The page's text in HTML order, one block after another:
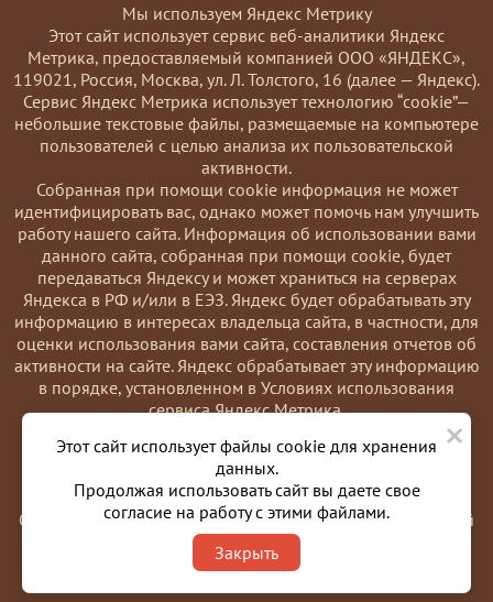
×
Этот сайт использует файлы cookie для хранения
данных.
Продолжая использовать сайт вы даете свое
согласие на работу с этими файлами.
Закрыть
Мы используем Яндекс Метрику
Этот сайт использует сервис веб-аналитики Яндекс
Метрика, предоставляемый компанией ООО «ЯНДЕКС»,
119021, Россия, Москва, ул. Л. Толстого, 16 (далее — Яндекс).
Сервис Яндекс Метрика использует технологию “cookie”—
небольшие текстовые файлы, размещаемые на компьютере
пользователей с целью анализа их пользовательской
активности.
Coбранная при помощи cookie информация не может
идентифицировать вас, однако может помочь нам улучшить
работу нашего сайта. Информация об использовании вами
данного сайта, собранная при помощи cookie, будет
передаваться Яндексу и может храниться на серверах
Яндекса в РФ и/или в ЕЭЗ. Яндекс будет обрабатывать эту
информацию в интересах владельца сайта, в частности, для
оценки использования вами сайта, составления отчетов об
активности на сайте. Яндекс обрабатывает эту информацию
в порядке, установленном в Условиях использования
сервиса Яндекс Метрика.
Вы можете отказаться от использования cookies, выбрав
соответствующие настройки в браузере. Также вы можете
использовать инструмент —
https://yandex.ru/support/metrika/general/opt-out.html
Однако это может повлиять на работу некоторых функций
сайта. Используя этот сайт, вы соглашаетесь на обработку
данных о вас в порядке и целях, указанных выше.